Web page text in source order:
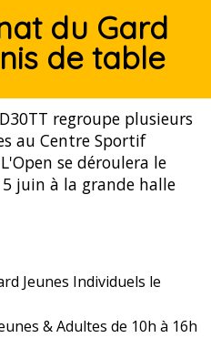
du Gard
de table
regroupe plusieurs
au Centre Sportif
se déroulera le
juin à la grande halle
Jeunes Individuels le
& Adultes de 10h à 16h